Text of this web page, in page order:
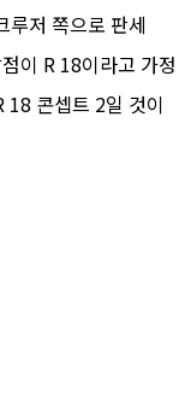
루저 쪽으로 판세
이 R 18이라고 가정
18 콘셉트 2일 것이